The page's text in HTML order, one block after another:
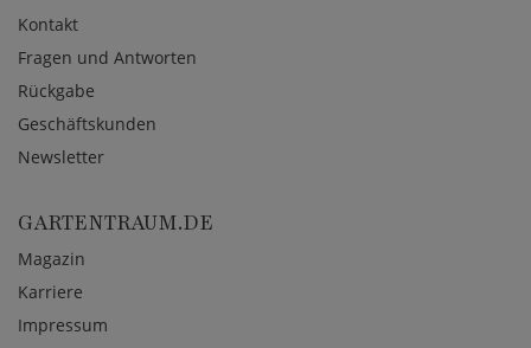
Kontakt
Fragen und Antworten
Rückgabe
Geschäftskunden
Newsletter
GARTENTRAUM.DE
Magazin
Karriere
Impressum